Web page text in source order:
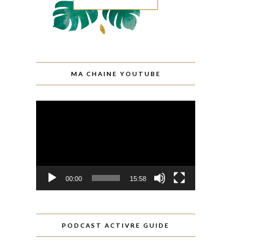
MA CHAINE YOUTUBE
00:00 15:58
PODCAST ACTIVRE GUIDE